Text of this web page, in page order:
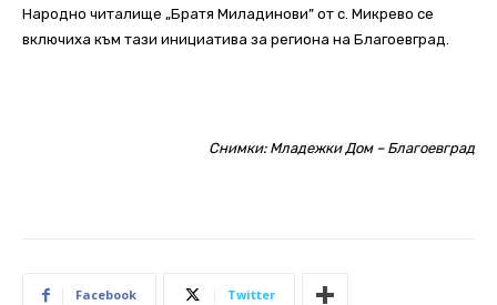
Народно читалище „Братя Миладинови” от с. Микрево се
включиха към тази инициатива за региона на Благоевград.
Снимки: Младежки Дом – Благоевград
Facebook Twitter